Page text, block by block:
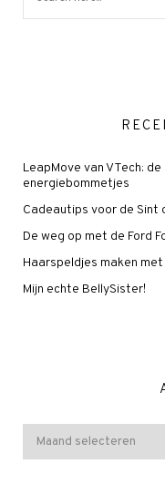
LeapMove van VTech:
energiebommetjes
Cadeautips voor de Sint
De weg op met de Ford
Haarspeldjes maken
Mijn echte BellySister!